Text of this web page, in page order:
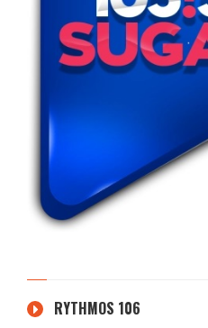
RYTHMOS 106